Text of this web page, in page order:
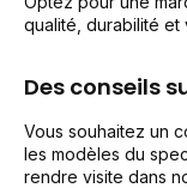
qualité, durabilité et
Des conseils
Vous souhaitez un
les modèles du
rendre visite dans